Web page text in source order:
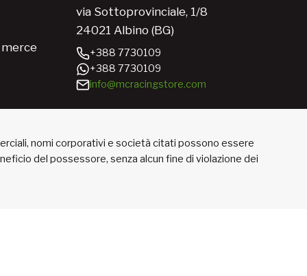
via Sottoprovinciale, 1/8
24021 Albino (BG)
+388 7730109
+388 7730109
info@mcracingstore.com
nomi corporativi e società citati possono essere
del possessore, senza alcun fine di violazione dei